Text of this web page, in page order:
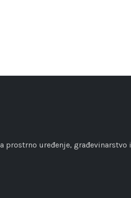
uređenje, građevinarstvo i